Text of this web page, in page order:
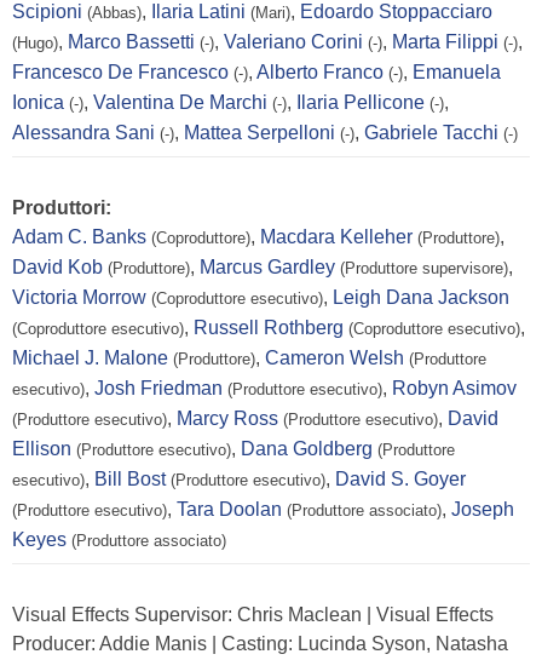
Scipioni (Abbas), Ilaria Latini (Mari), Edoardo Stoppacciaro
(Hugo), Marco Bassetti (-), Valeriano Corini (-), Marta Filippi (-),
Francesco De Francesco (-), Alberto Franco (-), Emanuela
Ionica (-), Valentina De Marchi (-), Ilaria Pellicone (-),
Alessandra Sani (-), Mattea Serpelloni (-), Gabriele Tacchi (-)
Produttori:
Adam C. Banks (Coproduttore), Macdara Kelleher (Produttore),
David Kob (Produttore), Marcus Gardley (Produttore supervisore),
Victoria Morrow (Coproduttore esecutivo), Leigh Dana Jackson
(Coproduttore esecutivo), Russell Rothberg (Coproduttore esecutivo),
Michael J. Malone (Produttore), Cameron Welsh (Produttore
esecutivo), Josh Friedman (Produttore esecutivo), Robyn Asimov
(Produttore esecutivo), Marcy Ross (Produttore esecutivo), David
Ellison (Produttore esecutivo), Dana Goldberg (Produttore
esecutivo), Bill Bost (Produttore esecutivo), David S. Goyer
(Produttore esecutivo), Tara Doolan (Produttore associato), Joseph
Keyes (Produttore associato)
Visual Effects Supervisor: Chris Maclean | Visual Effects
Producer: Addie Manis | Casting: Lucinda Syson, Natasha